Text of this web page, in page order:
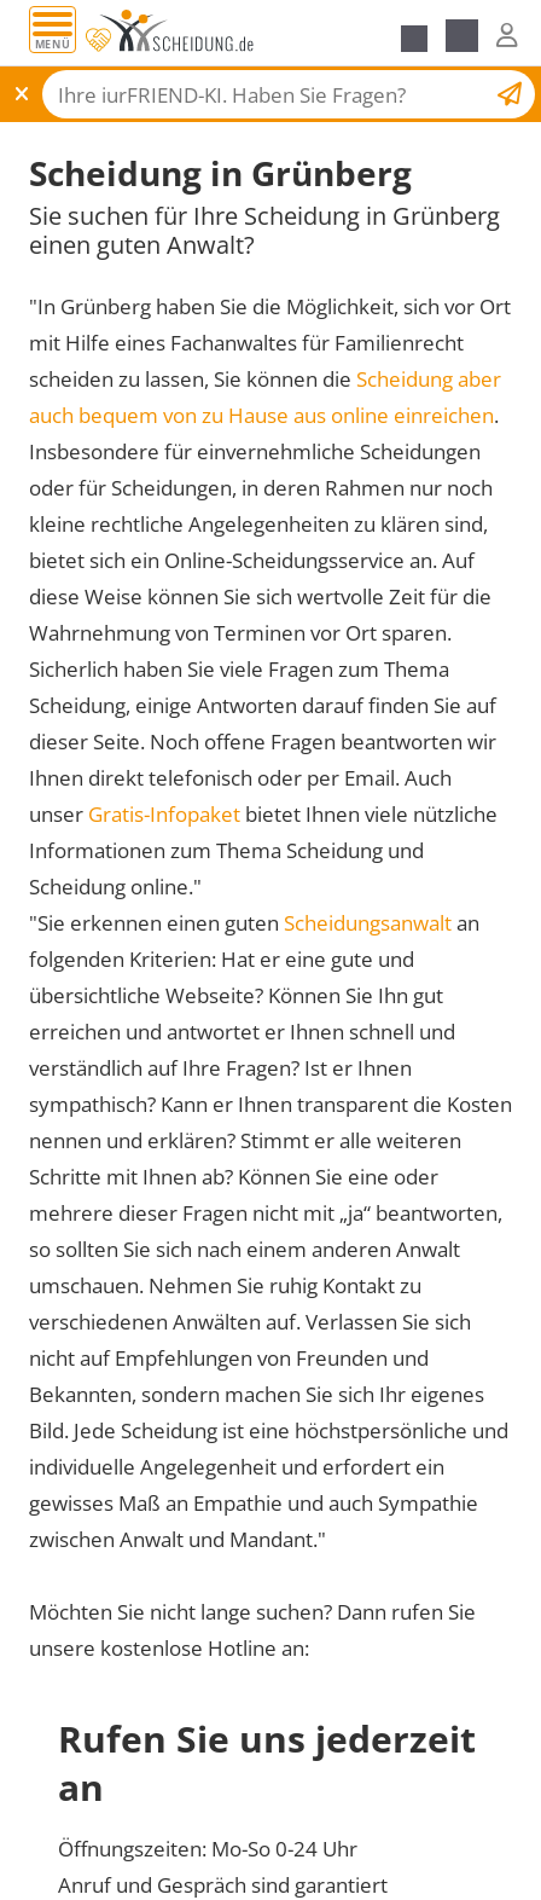
MENÜ
Scheidungsantrag
Scheidung in Grünberg
Sie suchen für Ihre Scheidung in Grünberg
einen guten Anwalt?
"In Grünberg haben Sie die Möglichkeit, sich vor Ort
mit Hilfe eines Fachanwaltes für Familienrecht
scheiden zu lassen, Sie können die Scheidung aber
auch bequem von zu Hause aus online einreichen.
Insbesondere für einvernehmliche Scheidungen
oder für Scheidungen, in deren Rahmen nur noch
kleine rechtliche Angelegenheiten zu klären sind,
bietet sich ein Online-Scheidungsservice an. Auf
diese Weise können Sie sich wertvolle Zeit für die
Wahrnehmung von Terminen vor Ort sparen.
Sicherlich haben Sie viele Fragen zum Thema
Scheidung, einige Antworten darauf finden Sie auf
dieser Seite. Noch offene Fragen beantworten wir
Ihnen direkt telefonisch oder per Email. Auch
unser Gratis-Infopaket bietet Ihnen viele nützliche
Informationen zum Thema Scheidung und
Scheidung online."
"Sie erkennen einen guten Scheidungsanwaltan
folgenden Kriterien: Hat er eine gute und
übersichtliche Webseite? Können Sie Ihn gut
erreichen und antwortet er Ihnen schnell und
verständlich auf Ihre Fragen? Ist er Ihnen
sympathisch? Kann er Ihnen transparent die Kosten
nennen und erklären? Stimmt er alle weiteren
Schritte mit Ihnen ab? Können Sie eine oder
mehrere dieser Fragen nicht mit „ja“ beantworten,
so sollten Sie sich nach einem anderen Anwalt
umschauen. Nehmen Sie ruhig Kontakt zu
verschiedenen Anwälten auf. Verlassen Sie sich
nicht auf Empfehlungen von Freunden und
Bekannten, sondern machen Sie sich Ihr eigenes
Bild. Jede Scheidung ist eine höchstpersönliche und
individuelle Angelegenheit und erfordert ein
gewisses Maß an Empathie und auch Sympathie
zwischen Anwalt und Mandant."
Möchten Sie nicht lange suchen? Dann rufen Sie
unsere kostenlose Hotline an:
Rufen Sie uns jederzeit
an
Öffnungszeiten: Mo-So 0-24 Uhr
Anruf und Gespräch sind garantiert